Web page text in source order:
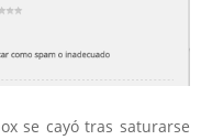
se cayó tras saturarse